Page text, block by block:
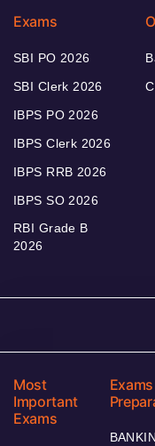
Exams
SBI PO 2026
SBI Clerk 2026
IBPS PO 2026
IBPS Clerk 2026
IBPS RRB 2026
IBPS SO 2026
RBI Grade B
2026
Most
Important
Exams
Exams